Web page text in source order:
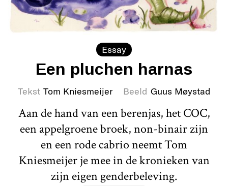
Essay
Een pluchen harnas
Tekst Tom Kniesmeijer Beeld Guus Møystad
Aan de hand van een berenjas, het COC,
een appelgroene broek, non-binair zijn
en een rode cabrio neemt Tom
Kniesmeijer je mee in de kronieken van
zijn eigen genderbeleving.